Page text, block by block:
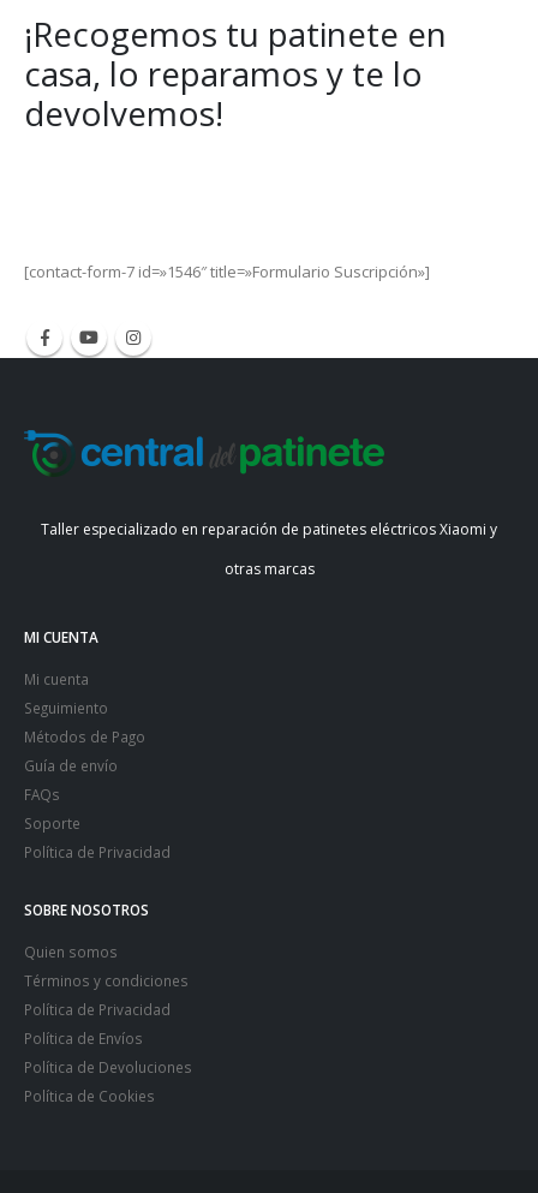
¡Recogemos tu patinete en
casa, lo reparamos y te lo
devolvemos!
[contact-form-7 id=»1546″ title=»Formulario Suscripción»]
Taller especializado en reparación de patinetes eléctricos Xiaomi y
otras marcas
MI CUENTA
Mi cuenta
Seguimiento
Métodos de Pago
Guía de envío
FAQs
Soporte
Política de Privacidad
SOBRE NOSOTROS
Quien somos
Términos y condiciones
Política de Privacidad
Política de Envíos
Política de Devoluciones
Política de Cookies